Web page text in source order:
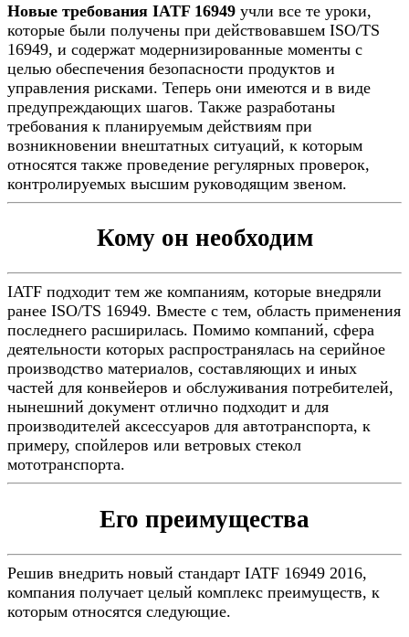
Новые требования IATF 16949 учли все те уроки,
которые были получены при действовавшем ISO/TS
16949, и содержат модернизированные моменты с
целью обеспечения безопасности продуктов и
управления рисками. Теперь они имеются и в виде
предупреждающих шагов. Также разработаны
требования к планируемым действиям при
возникновении внештатных ситуаций, к которым
относятся также проведение регулярных проверок,
контролируемых высшим руководящим звеном.
Кому он необходим
IATF подходит тем же компаниям, которые внедряли
ранее ISO/TS 16949. Вместе с тем, область применения
последнего расширилась. Помимо компаний, сфера
деятельности которых распространялась на серийное
производство материалов, составляющих и иных
частей для конвейеров и обслуживания потребителей,
нынешний документ отлично подходит и для
производителей аксессуаров для автотранспорта, к
примеру, спойлеров или ветровых стекол
мототранспорта.
Его преимущества
Решив внедрить новый стандарт IATF 16949 2016,
компания получает целый комплекс преимуществ, к
которым относятся следующие.